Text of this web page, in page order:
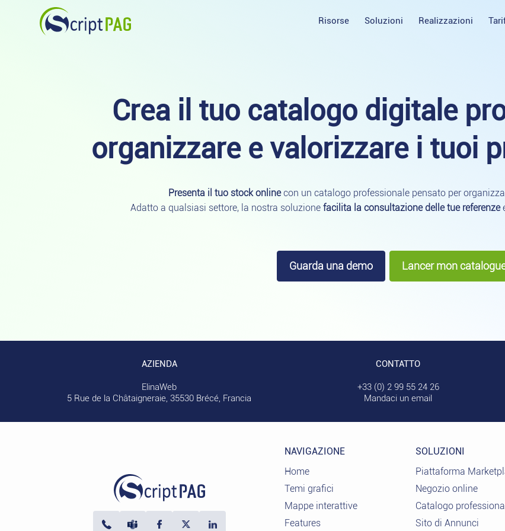
Vai al contenuto principale
Risorse Soluzioni Realizzazioni
Crea il tuo catalogo digitale
organizzare e valorizzare i tuoi
Presenta il tuo stock onlinecon un catalogo professionale pensato per
Adatto a qualsiasi settore, la nostra soluzionefacilita la consultazione delle tue referenze
Guarda una demo Lancer mon
AZIENDA
ElinaWeb
5 Rue de la Châtaigneraie, 35530 Brécé, Francia
CONTATTO
+33 (0) 2 99 55 24 26
Mandaci un email
NAVIGAZIONE
Home
Temi grafici
Mappe interattive
Features
SOLUZIONI
Piattaforma
Negozio online
Catalogo
Sito di Annunci